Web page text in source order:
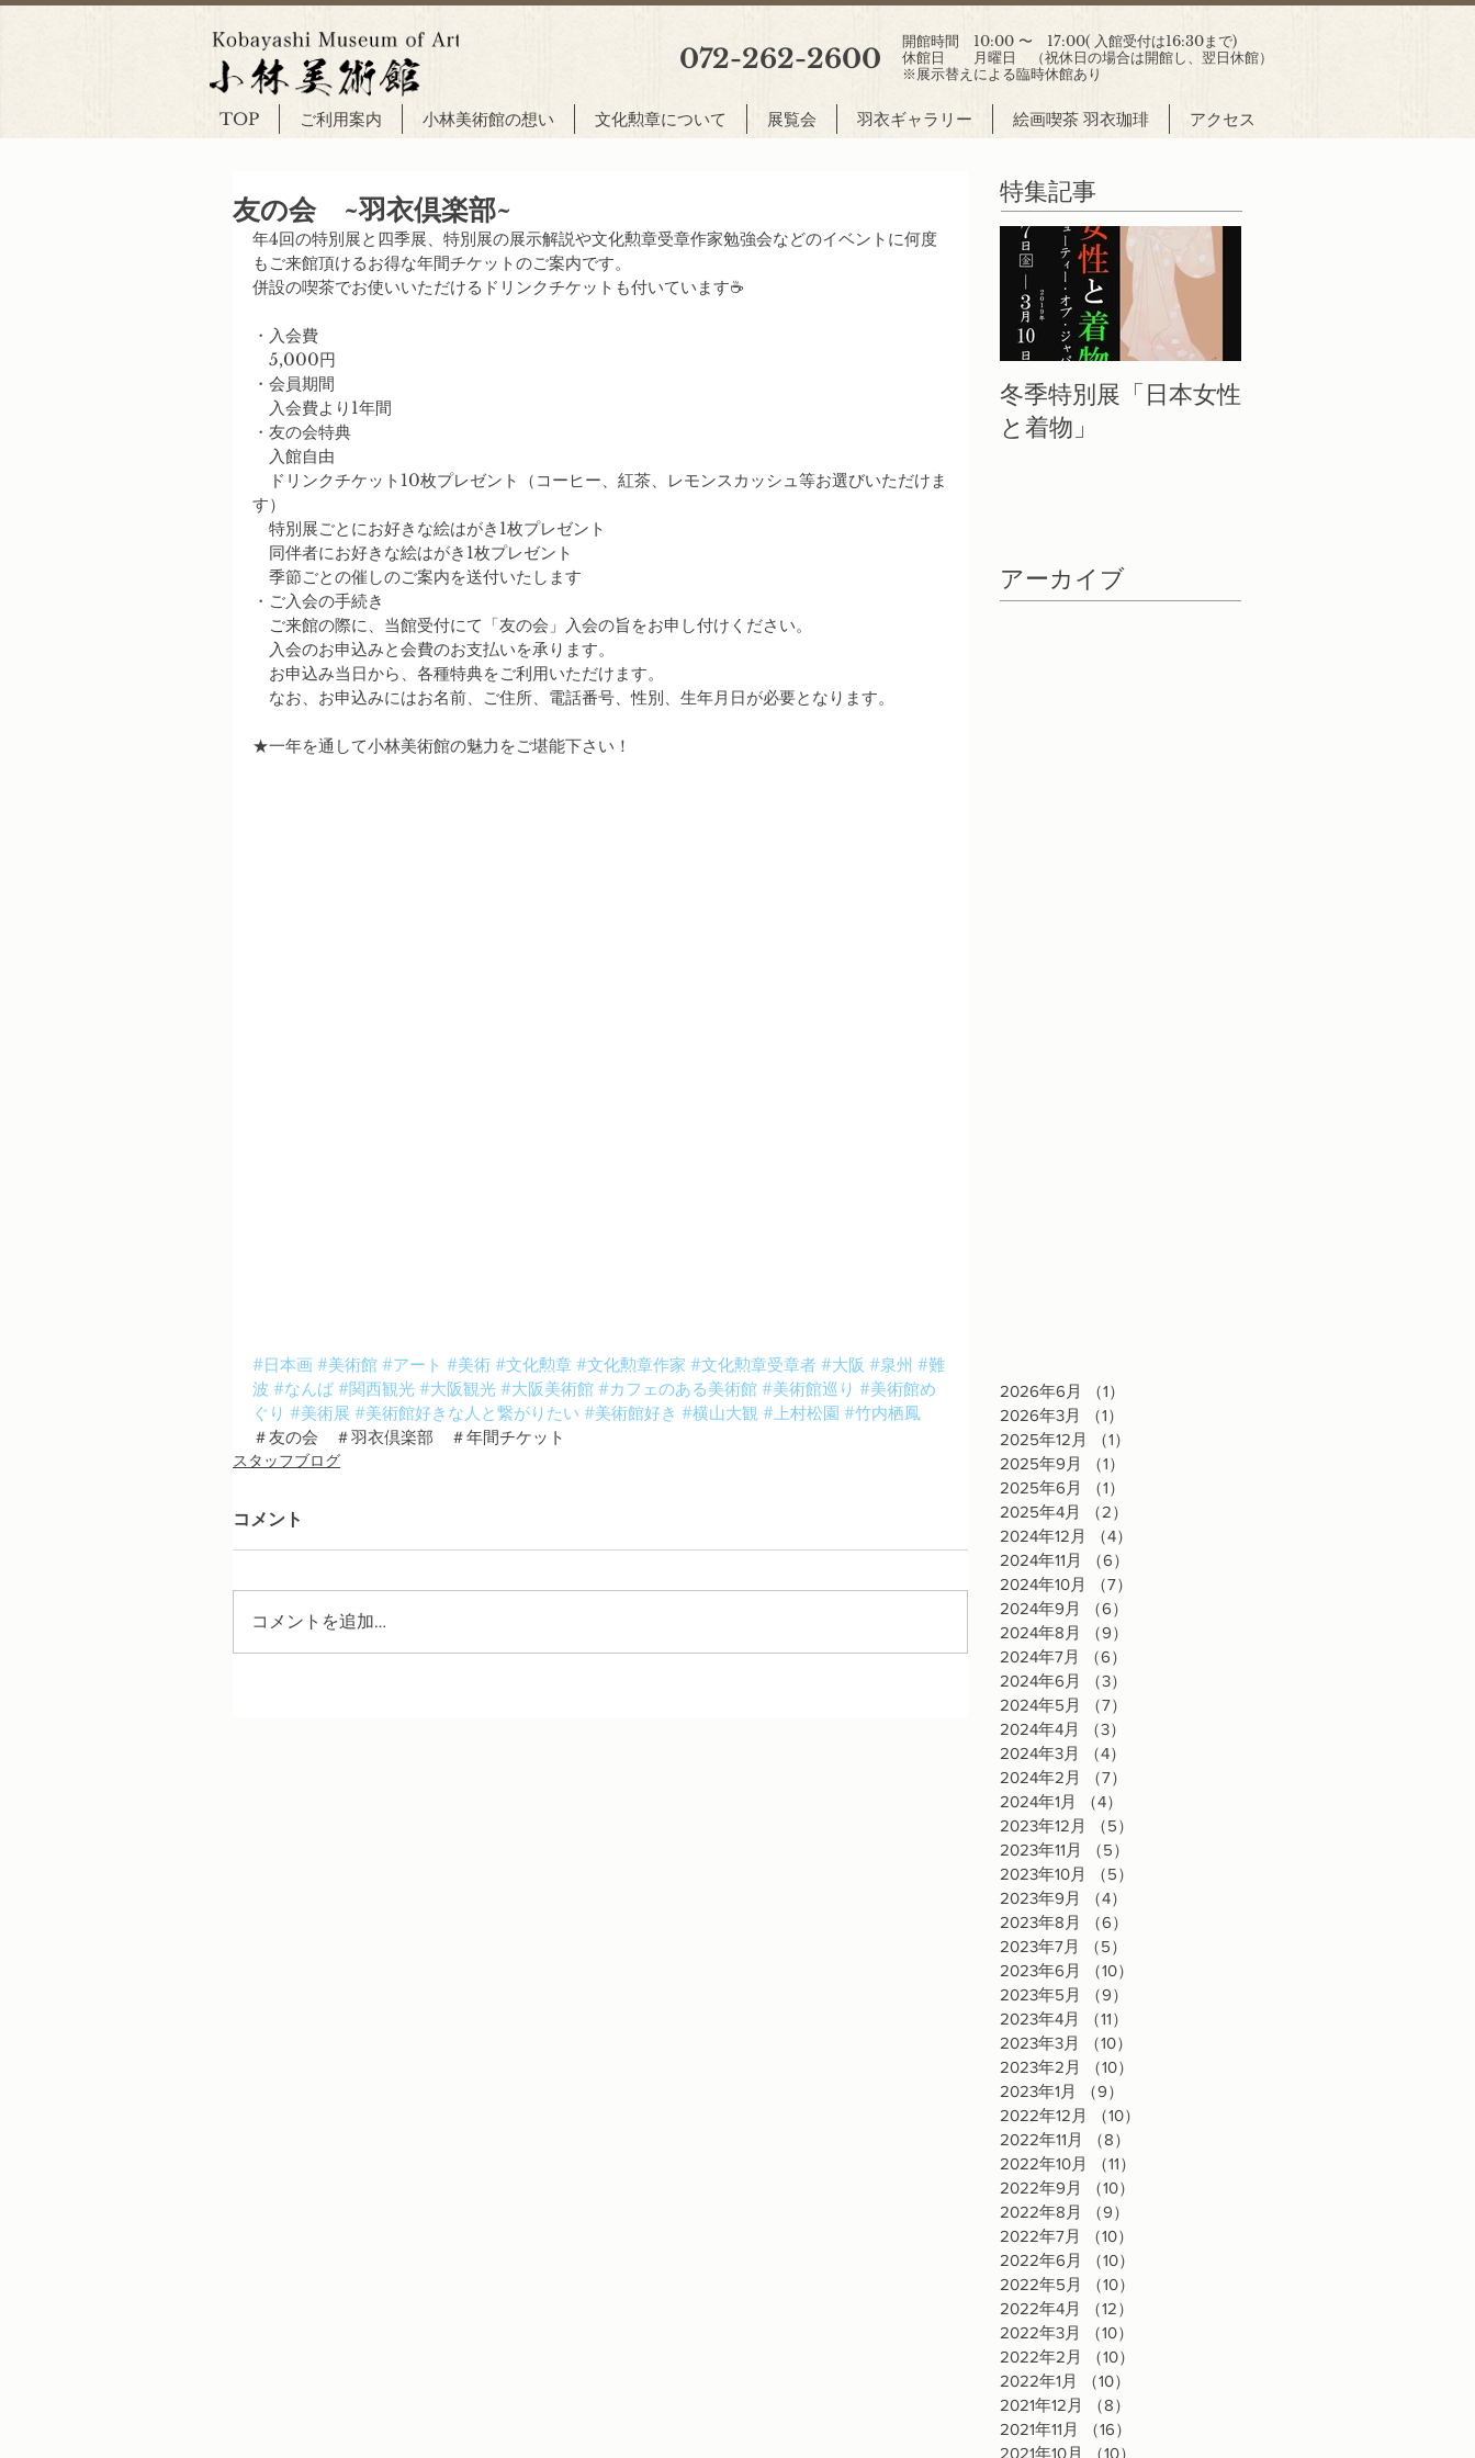
072-262-2600
開館時間 10:00 〜 17:00( 入館受付は16:30まで)
休館日 月曜日 （祝休日の場合は開館し、翌日休館）
※展示替えによる臨時休館あり
TOP ご利用案内 小林美術館の想い 文化勲章について 展覧会 羽衣ギャラリー 絵画喫茶 羽衣珈琲 アクセス
友の会 ~羽衣倶楽部~
年4回の特別展と四季展、特別展の展示解説や文化勲章受章作家勉強会などのイベントに何度
もご来館頂けるお得な年間チケットのご案内です。
併設の喫茶でお使いいただけるドリンクチケットも付いています☕
・入会費
5,000円
・会員期間
入会費より1年間
・友の会特典
入館自由
ドリンクチケット10枚プレゼント（コーヒー、紅茶、レモンスカッシュ等お選びいただけま
す）
特別展ごとにお好きな絵はがき1枚プレゼント
同伴者にお好きな絵はがき1枚プレゼント
季節ごとの催しのご案内を送付いたします
・ご入会の手続き
ご来館の際に、当館受付にて「友の会」入会の旨をお申し付けください。
入会のお申込みと会費のお支払いを承ります。
お申込み当日から、各種特典をご利用いただけます。
なお、お申込みにはお名前、ご住所、電話番号、性別、生年月日が必要となります。
★一年を通して小林美術館の魅力をご堪能下さい！
#日本画 #美術館 #アート #美術 #文化勲章 #文化勲章作家 #文化勲章受章者 #大阪 #泉州 #難
波 #なんば #関西観光 #大阪観光 #大阪美術館 #カフェのある美術館 #美術館巡り #美術館め
ぐり #美術展 #美術館好きな人と繋がりたい #美術館好き #横山大観 #上村松園 #竹内栖鳳
＃友の会　＃羽衣倶楽部　＃年間チケット
スタッフブログ
コメント
コメントを追加…
特集記事
冬季特別展「日本女性
と着物」
アーカイブ
2026年6月 （1）
2026年3月
（1）
2025年12月
（1）
2025年9月
（1）
2025年6月
（1）
2025年4月
（2）
2024年12月
（4）
2024年11月
（6）
2024年10月
（7）
2024年9月
（6）
2024年8月
（9）
2024年7月
（6）
2024年6月
（3）
2024年5月
（7）
2024年4月
（3）
2024年3月
（4）
2024年2月
（7）
2024年1月
（4）
2023年12月
（5）
2023年11月
（5）
2023年10月
（5）
2023年9月
（4）
2023年8月
（6）
2023年7月
（5）
2023年6月
（10）
2023年5月
（9）
2023年4月
（11）
2023年3月
（10）
2023年2月
（10）
2023年1月
（9）
2022年12月
（10）
2022年11月
（8）
2022年10月
（11）
2022年9月
（10）
2022年8月
（9）
2022年7月
（10）
2022年6月
（10）
2022年5月
（10）
2022年4月
（12）
2022年3月
（10）
2022年2月
（10）
2022年1月
（10）
2021年12月
（8）
2021年11月
（16）
2021年10月
（10）